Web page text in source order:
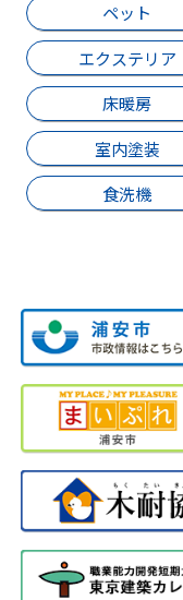
ペット
エクステリア
床暖房
室内塗装
食洗機